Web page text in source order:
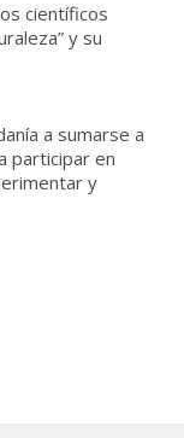
científicos
y su
a sumarse a
participar en
y